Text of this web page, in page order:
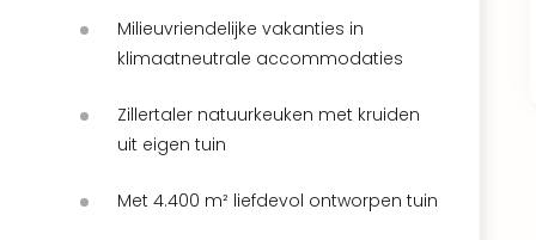
Milieuvriendelijke vakanties in
klimaatneutrale accommodaties
Zillertaler natuurkeuken met kruiden
uit eigen tuin
Met 4.400 m² liefdevol ontworpen tuin